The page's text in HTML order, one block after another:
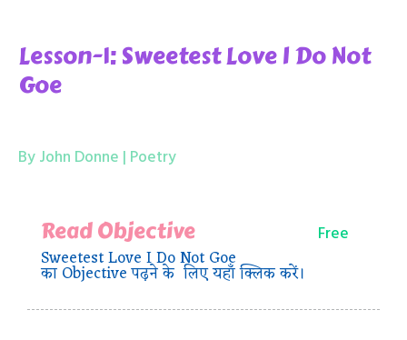
Lesson-1: Sweetest Love I Do Not
Goe
By John Donne | Poetry
Read Objective
Sweetest Love I Do Not Goe
का Objective पढ़ने के लिए यहाँ क्लिक करें।
Free